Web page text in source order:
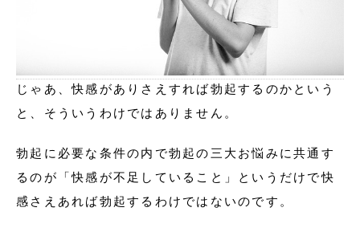
じゃあ、快感がありさえすれば勃起するのかという
と、そういうわけではありません。
勃起に必要な条件の内で勃起の三大お悩みに共通す
るのが「快感が不足していること」というだけで快
感さえあれば勃起するわけではないのです。